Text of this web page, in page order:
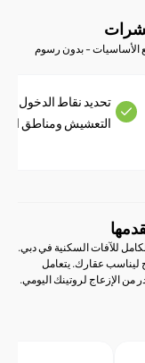
- بدون رسوم
نقاط الدخول ومناطق
ومناطق الخطر
السكنية في دبي.
يتعامل
لروتينك اليومي.